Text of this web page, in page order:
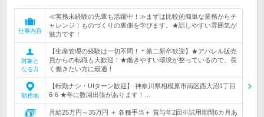
仕事内容
≪実務未経験の先輩も活躍中！≫まずは比較的簡単な業務からチ
ャレンジ！ものづくりの裏側を学びます。★話しやすい雰囲気が
魅力です！
対象と
なる方
【生産管理の経験は一切不問！＊第二新卒歓迎】★アパレル販売
員からの転職も大歓迎！★働きやすい環境が整っているので、長
く働きたい方に最適！
勤務地
【転勤ナシ・UIターン歓迎】 神奈川県相模原市南区西大沼1丁目
6-6 ★年に数回出張があります！…
月給25万円～35万円 ＋ 各種手当＋ 賞与年2回※試用期間6カ月あ